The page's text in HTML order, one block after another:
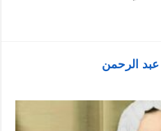
عبد الرحمن